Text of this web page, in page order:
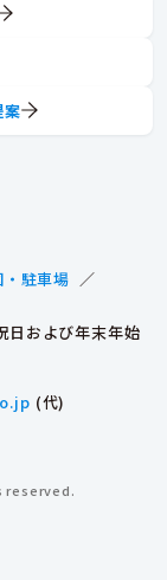
・駐車場 ／
および年末年始
(代)
案
reserved.